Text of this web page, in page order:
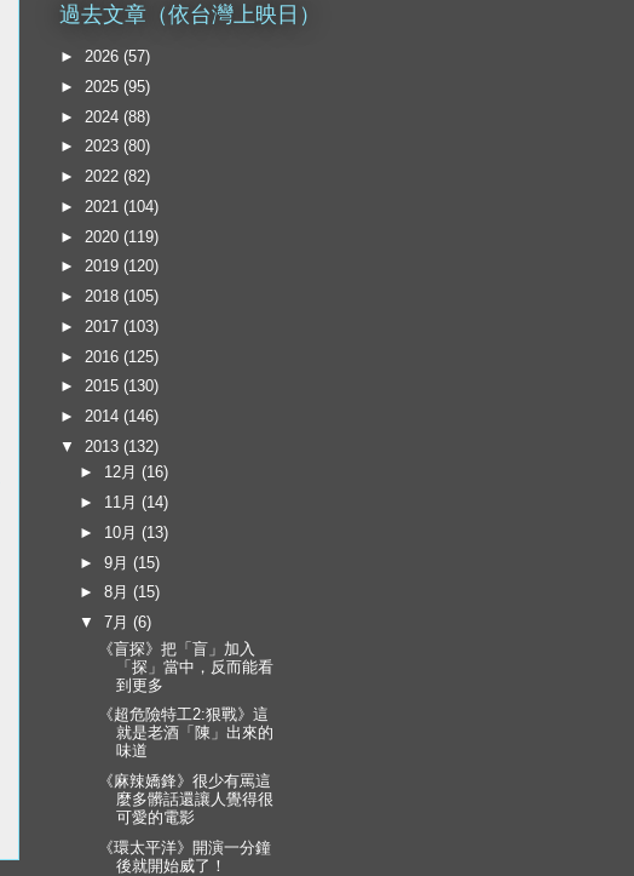
過去文章（依台灣上映日）
► 2026 (57)
► 2025 (95)
► 2024 (88)
► 2023 (80)
► 2022 (82)
► 2021 (104)
► 2020 (119)
► 2019 (120)
► 2018 (105)
► 2017 (103)
► 2016 (125)
► 2015 (130)
► 2014 (146)
▼ 2013 (132)
► 12月 (16)
► 11月 (14)
► 10月 (13)
► 9月 (15)
► 8月 (15)
▼ 7月 (6)
《盲探》把「盲」加入
「探」當中，反而能看
到更多
《超危險特工2:狠戰》這
就是老酒「陳」出來的
味道
《麻辣嬌鋒》很少有罵這
麼多髒話還讓人覺得很
可愛的電影
《環太平洋》開演一分鐘
後就開始威了！